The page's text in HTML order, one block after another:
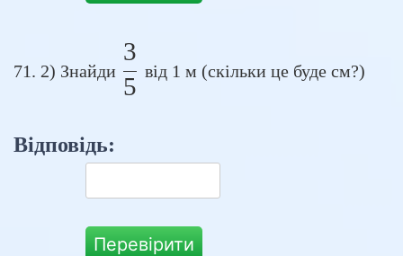
71. 2) Знайди
\frac{3}{5}
5
3
від 1 м (скільки це буде см?)
Відповідь:
Перевірити